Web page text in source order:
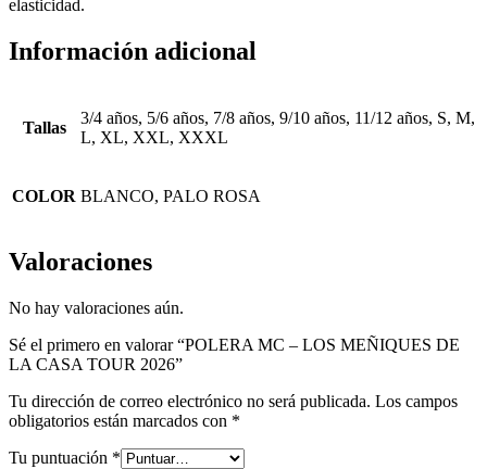
elasticidad.
Información adicional
Tallas
3/4 años, 5/6 años, 7/8 años, 9/10 años, 11/12 años, S, M,
L, XL, XXL, XXXL
COLOR BLANCO, PALO ROSA
Valoraciones
No hay valoraciones aún.
Sé el primero en valorar “POLERA MC – LOS MEÑIQUES DE
LA CASA TOUR 2026”
Tu dirección de correo electrónico no será publicada. Los campos
obligatorios están marcados con *
Tu puntuación *